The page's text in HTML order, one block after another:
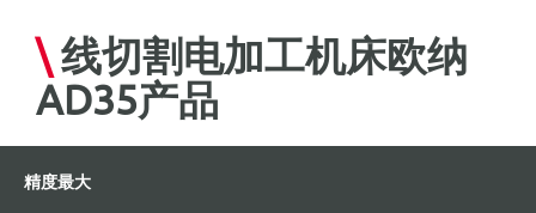
新闻
联系人
ONA EDM
Search
\线切割电加工机床欧纳
AD35产品
精度最大